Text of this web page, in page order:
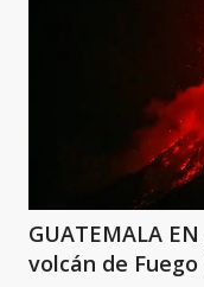
GUATEMALA
volcán de